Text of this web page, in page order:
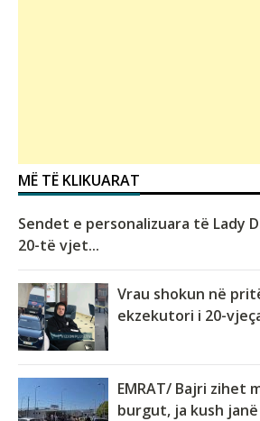
MË TË KLIKUARAT
Sendet e personalizuara të Lady
20-të vjet...
Vrau shokun në
ekzekutori i 20-
EMRAT/ Bajri zihet
burgut, ja kush